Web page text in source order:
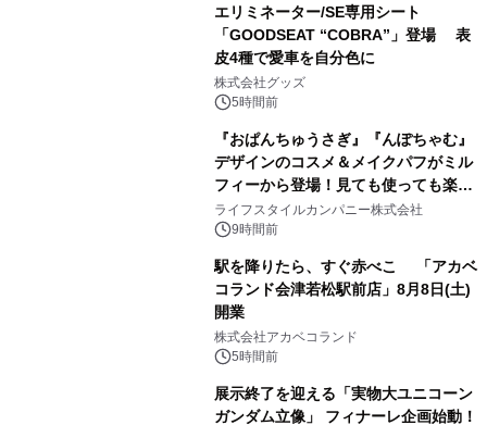
エリミネーター/SE専用シート
「GOODSEAT “COBRA”」登場 表
皮4種で愛車を自分色に
株式会社グッズ
5時間前
『おぱんちゅうさぎ』『んぽちゃむ』
デザインのコスメ＆メイクパフがミル
フィーから登場！見ても使っても楽し
い、ポップでキュートなコレクショ
ン。
ライフスタイルカンパニー株式会社
9時間前
駅を降りたら、すぐ赤べこ 「アカベ
コランド会津若松駅前店」8月8日(土)
開業
株式会社アカベコランド
5時間前
展示終了を迎える「実物大ユニコーン
ガンダム立像」 フィナーレ企画始動！